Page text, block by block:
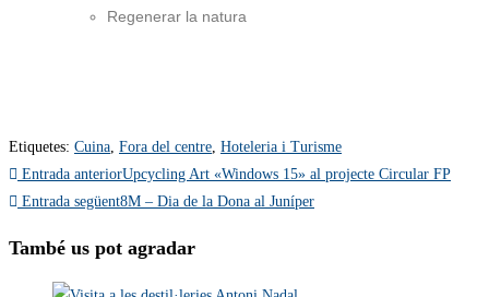
Regenerar la natura
Etiquetes: Cuina, Fora del centre, Hoteleria i Turisme
Entrada anteriorUpcycling Art «Windows 15» al projecte Circular FP
Entrada següent8M – Dia de la Dona al Juníper
També us pot agradar